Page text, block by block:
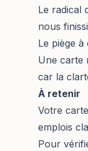
Le radical
nous
Le piège
Une carte
car la
À retenir
Votre
emplois
Pour